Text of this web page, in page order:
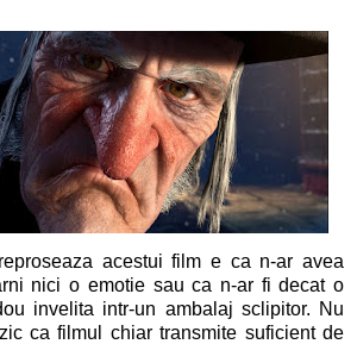
acestui film e ca n-ar avea
nici o emotie sau ca n-ar fi decat o
invelita intr-un ambalaj sclipitor. Nu
ca filmul chiar transmite suficient de